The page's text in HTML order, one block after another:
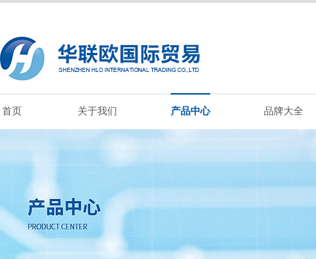
首页 关于我们 产品中心 品牌大全